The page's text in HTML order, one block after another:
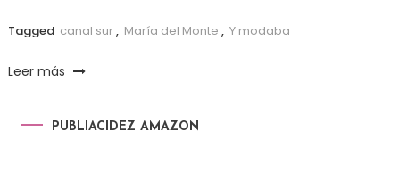
Tagged canal sur, María del Monte , Y modaba
Leer más
PUBLIACIDEZ AMAZON